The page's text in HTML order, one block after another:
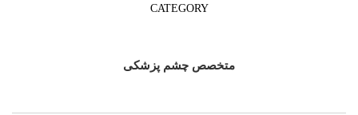
متخصص چشم پزشکی